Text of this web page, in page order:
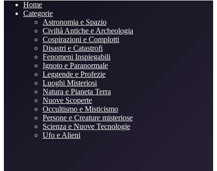
Home
Categorie
Astronomia e Spazio
Civiltà Antiche e Archeologia
Cospirazioni e Complotti
Disastri e Catastrofi
Fenomeni Inspiegabili
Ignoto e Paranormale
Leggende e Profezie
Luoghi Misteriosi
Natura e Pianeta Terra
Nuove Scoperte
Occultismo e Misticismo
Persone e Creature misteriose
Scienza e Nuove Tecnologie
Ufo e Alieni